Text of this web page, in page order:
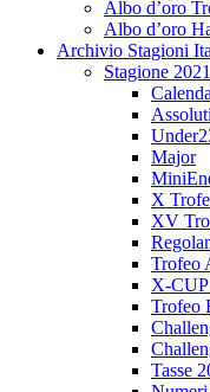
Albo d’oro
Albo d’oro
Archivio Stagioni
Stagione 2021
Major
X
XV
Trofeo
X-
Trofeo
Tasse